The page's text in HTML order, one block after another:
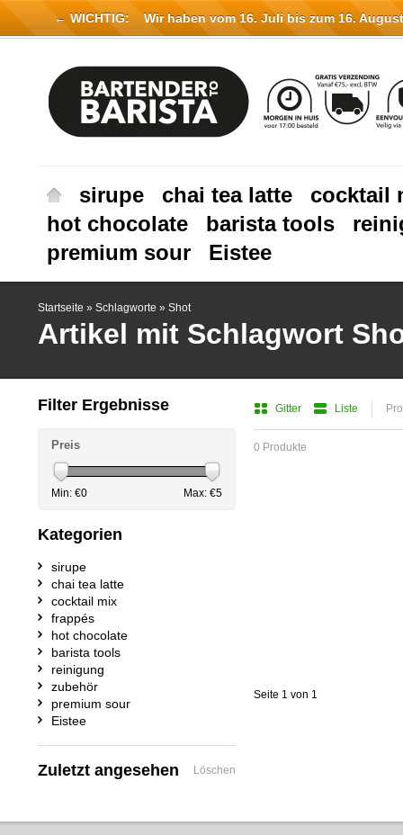
sirupe chai tea latte
cocktail
hot chocolate
barista tools
premium sour
Eistee
Startseite » Schlagworte » Shot
Artikel mit Schlagwort
Gitter Liste
0 Produkte
Seite 1 von 1
Filter Ergebnisse
Preis
Min: €0 Max: €5
Kategorien
sirupe
chai tea latte
cocktail mix
frappés
hot chocolate
barista tools
reinigung
zubehör
premium sour
Eistee
Zuletzt angesehen Löschen
← WICHTIG: Wir haben vom 16. Juli bis zum 16.